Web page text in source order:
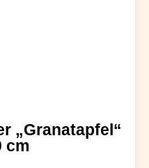
„Granatapfel“
cm